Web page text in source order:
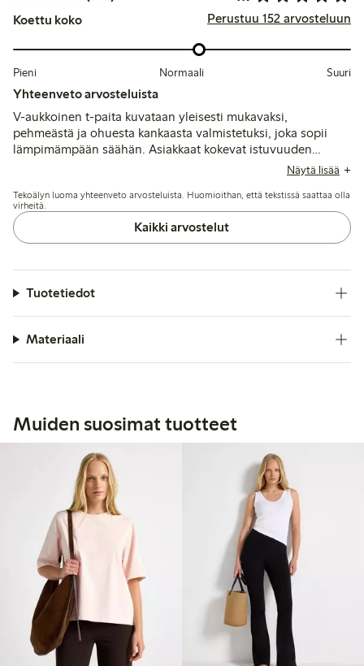
Koettu koko Perustuu 152 arvosteluun
Pieni Normaali Suuri
Yhteenveto arvosteluista
V-aukkoinen t-paita kuvataan yleisesti mukavaksi,
pehmeästä ja ohuesta kankaasta valmistetuksi, joka sopii
lämpimämpään säähän. Asiakkaat kokevat istuvuuden
yleensä olevan oikean kokoinen, vaikka jotkut mainitsevat
materiaali saattaa menettää muotonsa tai rypistyä pesun
jälkeen.
Näytä lisää
Tekoälyn luoma yhteenveto arvosteluista. Huomioithan, että tekstissä saattaa olla
virheitä.
Kaikki arvostelut
Tuotetiedot
Materiaali
Muiden suosimat tuotteet